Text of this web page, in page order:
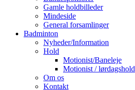
Gamle holdbilleder
Mindeside
General forsamlinger
Badminton
Nyheder/Information
Hold
Motionist/Baneleje
Motionist / lørdagshold
Om os
Kontakt